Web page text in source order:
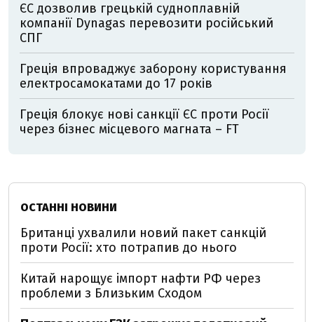
ЄС дозволив грецькій судноплавній
компанії Dynagas перевозити російський
СПГ
Греція впроваджує заборону користування
електросамокатами до 17 років
Греція блокує нові санкції ЄС проти Росії
через бізнес місцевого магната – FT
ОСТАННІ НОВИНИ
Британці ухвалили новий пакет санкцій
проти Росії: хто потрапив до нього
Китай нарощує імпорт нафти РФ через
проблеми з Близьким Сходом